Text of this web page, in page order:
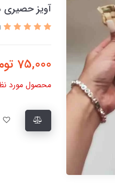
آویز حصیری
75,000
محصول مورد